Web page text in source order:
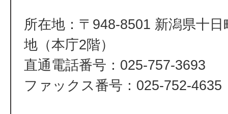
所在地：〒948-8501 新潟県十
地（本庁2階）
直通電話番号：025-757-3693
ファックス番号：025-752-4635